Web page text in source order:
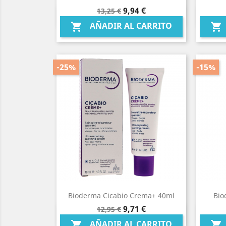
Precio
base
13,25 € Precio
9,94 €
 AÑADIR AL CARRITO
Vista rápida

Bioderma Cicabio Crema+ 40ml
Precio
base
12,95 €
-25%
Precio
9,71 €
Vista rápida
-15%